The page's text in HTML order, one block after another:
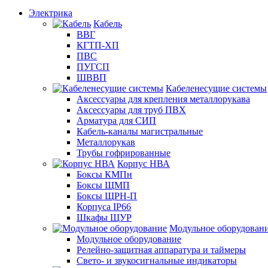
Электрика
Кабель
ВВГ
КГТП-ХП
ПВС
ПУГСП
ШВВП
Кабеленесущие системы
Аксессуары для крепления металлорукава
Аксессуары для труб ПВХ
Арматура для СИП
Кабель-каналы магистральные
Металлорукав
Трубы гофрированные
Корпус НВА
Боксы КМПн
Боксы ЩМП
Боксы ЩРН-П
Корпуса IP66
Шкафы ЩУР
Модульное
Модульное оборудование
Релейно-защитная аппаратура и таймеры
Свето- и звукосигнальные индикаторы